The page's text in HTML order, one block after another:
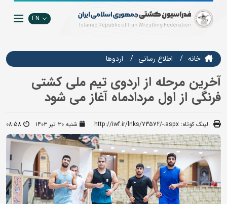
EN
خانه اطلاع رسانی اردوها
آخرین مرحله از اردوی تیم ملی کشتی
فرنگی از اول مردادماه آغاز می شود
لینک کوتاه: http://iwf.ir/lnks/73572/-.aspx شنبه ۳۰ تیر ۱۴۰۳ 08:58